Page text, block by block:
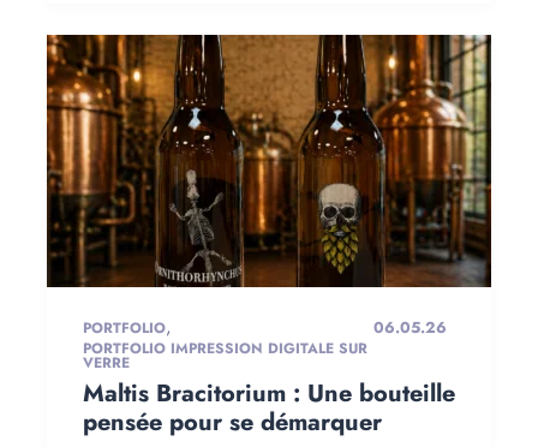
PORTFOLIO,
PORTFOLIO IMPRESSION DIGITALE SUR
VERRE
06.05.26
Maltis Bracitorium : Une bouteille
pensée pour se démarquer